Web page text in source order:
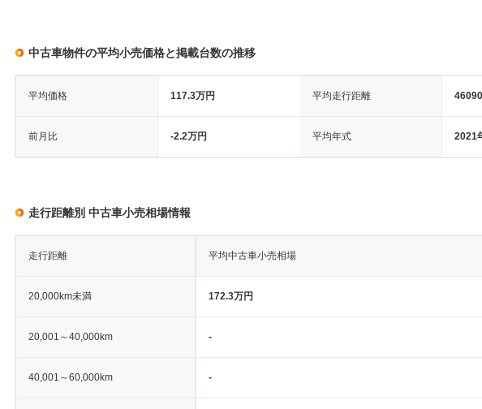
中古車物件の平均小売価格と掲載台数の推移
平均価格 117.3万円 平均走行距離
前月比 -2.2万円 平均年式 2021
走行距離別 中古車小売相場情報
走行距離 平均中古車小売相場
20,000km未満 172.3万円
20,001～40,000km -
40,001～60,000km -